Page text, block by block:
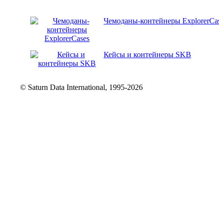
Чемоданы-контейнеры
Кейсы и контейнеры SKB
© Saturn Data International, 1995-2026